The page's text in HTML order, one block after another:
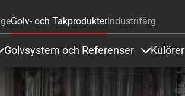
Golv- och TakprodukterIndustrifärg
Golvsystem och Referenser Kulörer